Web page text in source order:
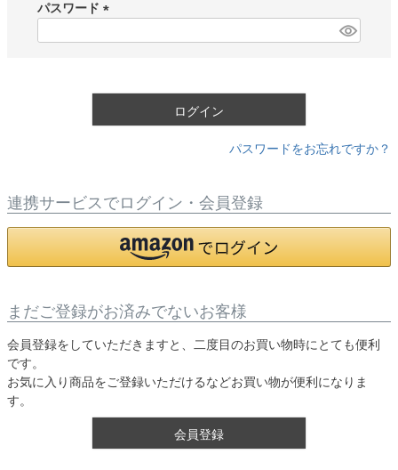
)
パスワード
ログイン
パスワードをお忘れですか？
連携サービスでログイン・会員登録
まだご登録がお済みでないお客様
会員登録をしていただきますと、二度目のお買い物時にとても便利
です。
お気に入り商品をご登録いただけるなどお買い物が便利になりま
す。
会員登録